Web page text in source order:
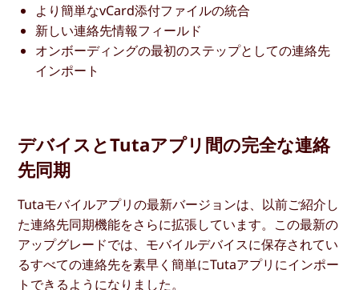
より簡単なvCard添付ファイルの統合
新しい連絡先情報フィールド
オンボーディングの最初のステップとしての連絡先
インポート
デバイスとTutaアプリ間の完全な連絡
先同期
Tutaモバイルアプリの最新バージョンは、以前ご紹介し
た連絡先同期機能をさらに拡張しています。この最新の
アップグレードでは、モバイルデバイスに保存されてい
るすべての連絡先を素早く簡単にTutaアプリにインポー
トできるようになりました。